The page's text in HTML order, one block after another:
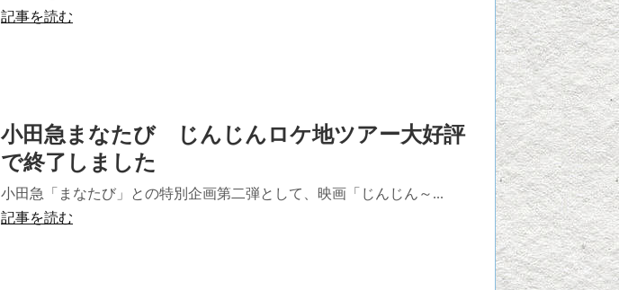
記事を読む
小田急まなたび じんじんロケ地ツアー大好評
で終了しました
小田急「まなたび」との特別企画第二弾として、映画「じんじん～...
記事を読む